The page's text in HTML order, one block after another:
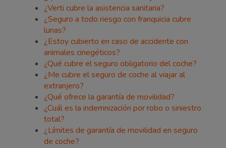
¿Verti cubre la asistencia sanitaria?
¿Seguro a todo riesgo con franquicia cubre
lunas?
¿Estoy cubierto en caso de accidente con
animales cinegéticos?
¿Qué cubre el seguro obligatorio del coche?
¿Me cubre el seguro de coche al viajar al
extranjero?
¿Qué ofrece la garantía de movilidad?
¿Cuál es la indemnización por robo o siniestro
total?
¿Límites de garantía de movilidad en seguro
de coche?